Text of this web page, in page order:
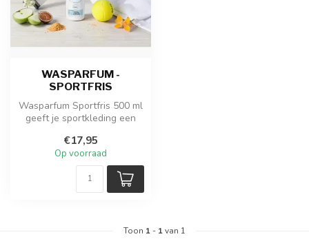
WASPARFUM -
SPORTFRIS
Wasparfum Sportfris 500 ml
geeft je sportkleding een
€17,95
Op voorraad
Toon 1 - 1van 1